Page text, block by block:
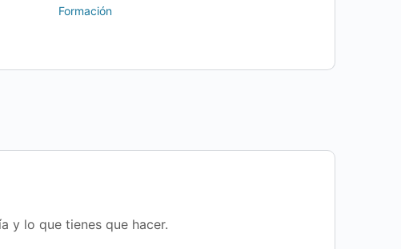
Formación
y lo que tienes que hacer.